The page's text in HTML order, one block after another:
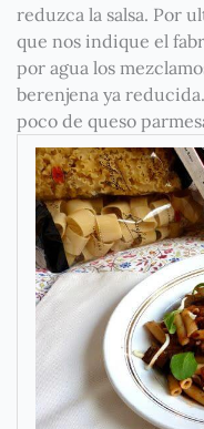
reduzca la salsa. Por
que nos indique el
por agua los
berenjena ya
poco de queso